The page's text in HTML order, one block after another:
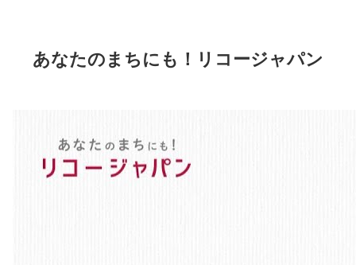
あなたのまちにも！リコージャパン